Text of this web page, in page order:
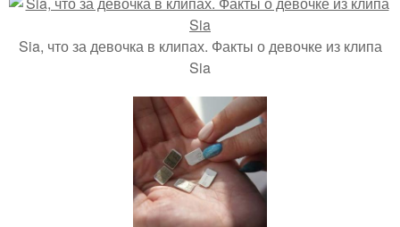
Sia, что за девочка в клипах. Факты о девочке из клипа
Sia